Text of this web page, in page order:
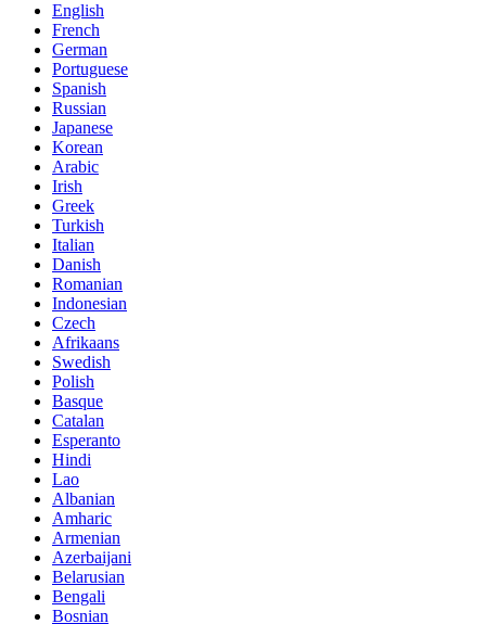
English
French
German
Portuguese
Spanish
Russian
Japanese
Korean
Arabic
Irish
Greek
Turkish
Italian
Danish
Romanian
Indonesian
Czech
Afrikaans
Swedish
Polish
Basque
Catalan
Esperanto
Hindi
Lao
Albanian
Amharic
Armenian
Azerbaijani
Belarusian
Bengali
Bosnian